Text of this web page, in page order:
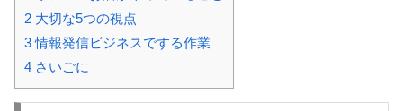
2 大切な5つの視点
3情報発信ビジネスでする作業
4 さいごに